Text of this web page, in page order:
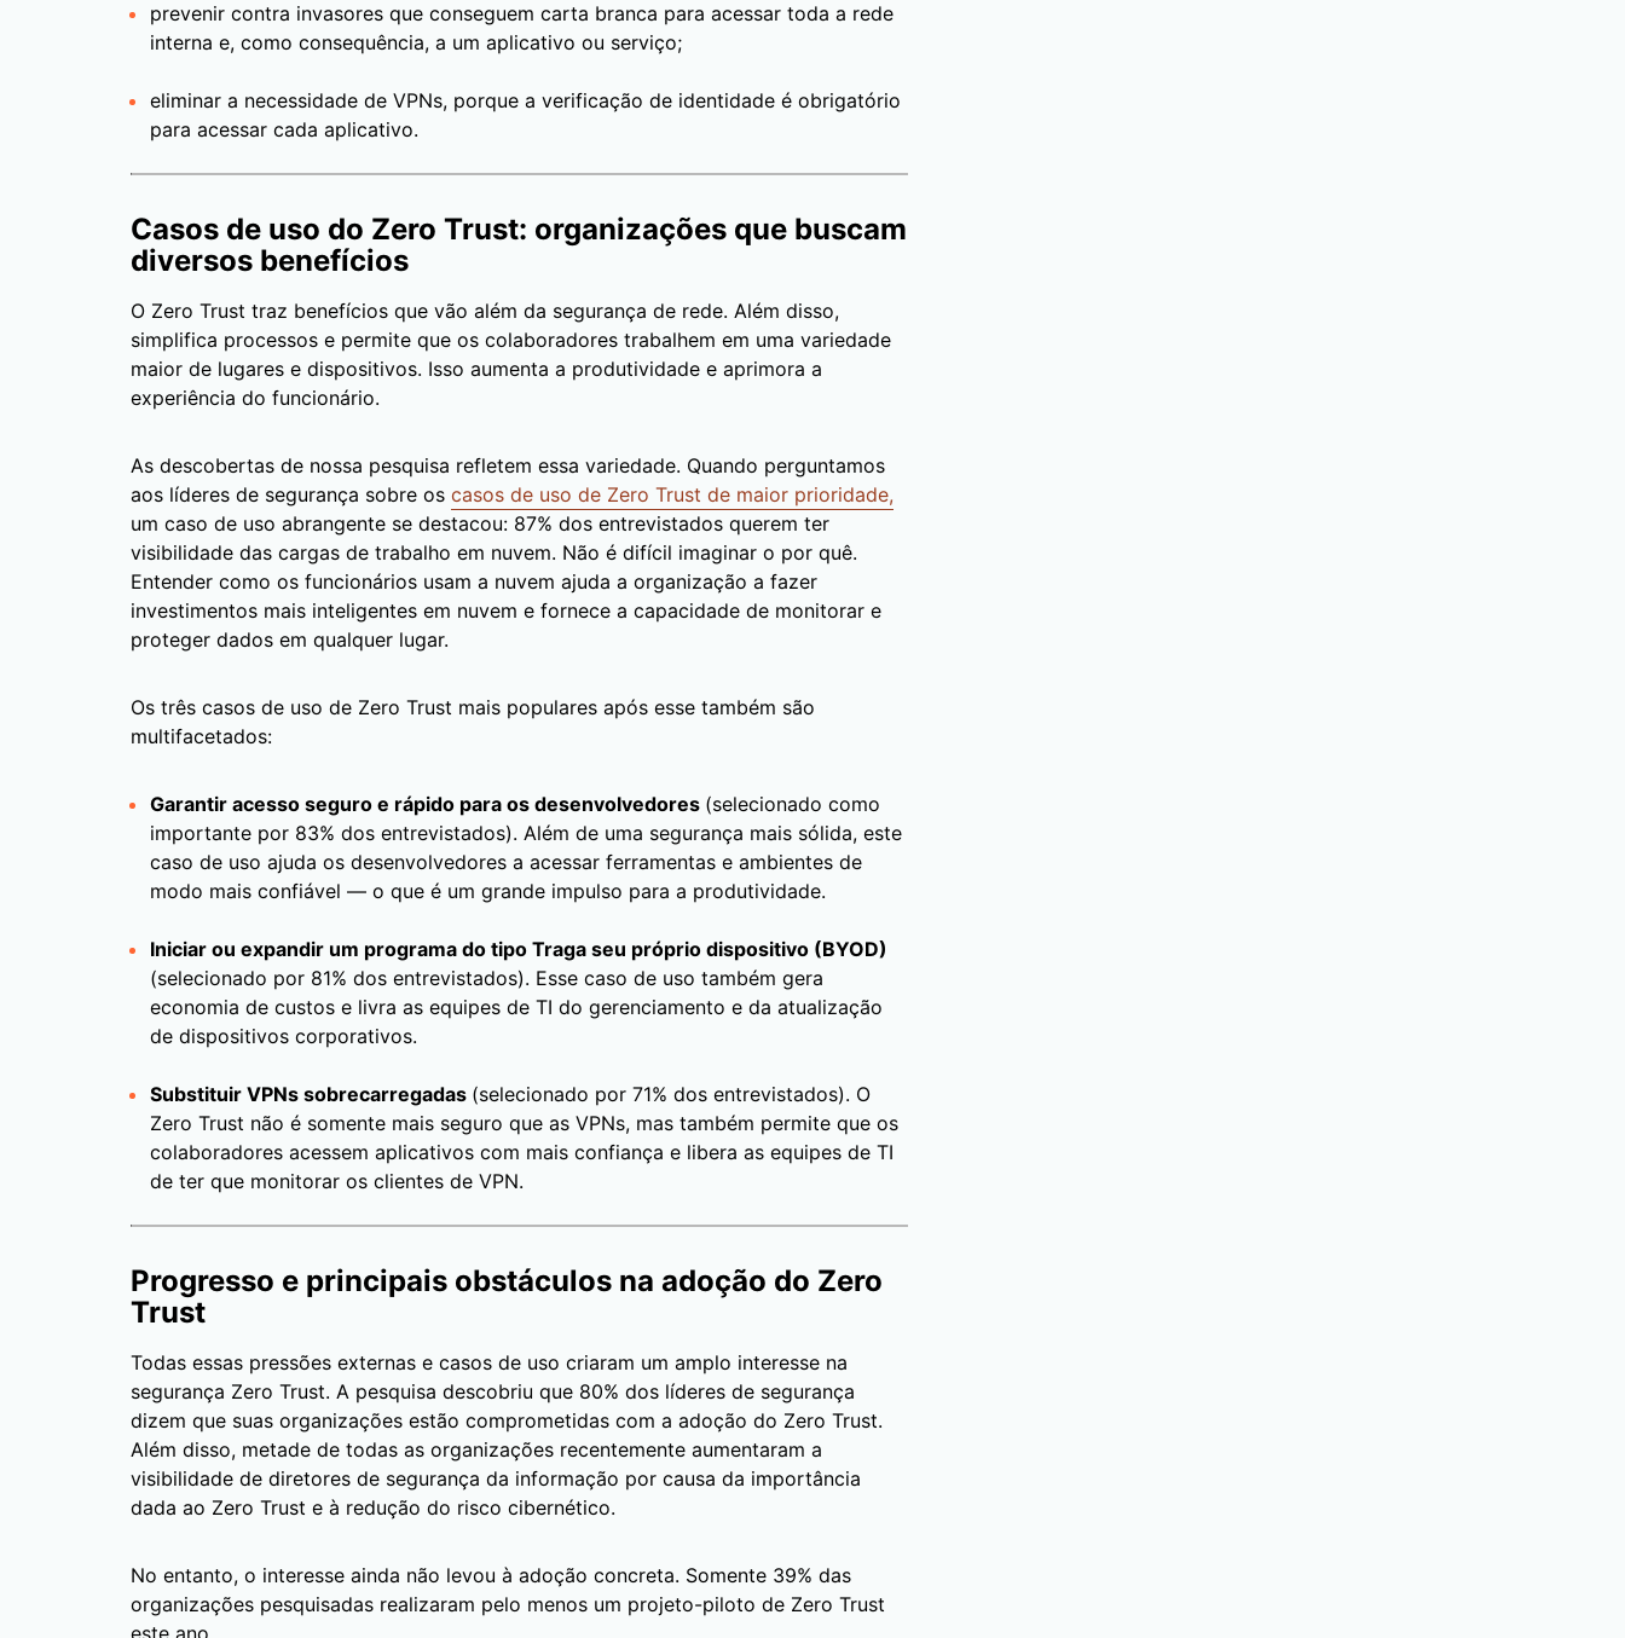
prevenir contra invasores que conseguem carta branca para acessar toda a rede
interna e, como consequência, a um aplicativo ou serviço;
eliminar a necessidade de VPNs, porque a verificação de identidade é obrigatório
para acessar cada aplicativo.
Casos de uso do Zero Trust: organizações que buscam
diversos benefícios
O Zero Trust traz benefícios que vão além da segurança de rede. Além disso,
simplifica processos e permite que os colaboradores trabalhem em uma variedade
maior de lugares e dispositivos. Isso aumenta a produtividade e aprimora a
experiência do funcionário.
As descobertas de nossa pesquisa refletem essa variedade. Quando perguntamos
aos líderes de segurança sobre os casos de uso de Zero Trust de maior prioridade,
um caso de uso abrangente se destacou: 87% dos entrevistados querem ter
visibilidade das cargas de trabalho em nuvem. Não é difícil imaginar o por quê.
Entender como os funcionários usam a nuvem ajuda a organização a fazer
investimentos mais inteligentes em nuvem e fornece a capacidade de monitorar e
proteger dados em qualquer lugar.
Os três casos de uso de Zero Trust mais populares após esse também são
multifacetados:
Garantir acesso seguro e rápido para os desenvolvedores (selecionado como
importante por 83% dos entrevistados). Além de uma segurança mais sólida, este
caso de uso ajuda os desenvolvedores a acessar ferramentas e ambientes de
modo mais confiável — o que é um grande impulso para a produtividade.
Iniciar ou expandir um programa do tipo Traga seu próprio dispositivo (BYOD)
(selecionado por 81% dos entrevistados). Esse caso de uso também gera
economia de custos e livra as equipes de TI do gerenciamento e da atualização
de dispositivos corporativos.
Substituir VPNs sobrecarregadas (selecionado por 71% dos entrevistados). O
Zero Trust não é somente mais seguro que as VPNs, mas também permite que os
colaboradores acessem aplicativos com mais confiança e libera as equipes de TI
de ter que monitorar os clientes de VPN.
Progresso e principais obstáculos na adoção do Zero
Trust
Todas essas pressões externas e casos de uso criaram um amplo interesse na
segurança Zero Trust. A pesquisa descobriu que 80% dos líderes de segurança
dizem que suas organizações estão comprometidas com a adoção do Zero Trust.
Além disso, metade de todas as organizações recentemente aumentaram a
visibilidade de diretores de segurança da informação por causa da importância
dada ao Zero Trust e à redução do risco cibernético.
No entanto, o interesse ainda não levou à adoção concreta. Somente 39% das
organizações pesquisadas realizaram pelo menos um projeto-piloto de Zero Trust